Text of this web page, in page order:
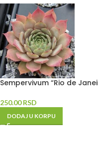
Sempervivum “Rio de
250.00RSD
DODAJ U KORPU